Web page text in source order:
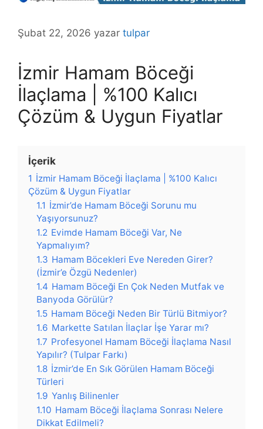
Şubat 22, 2026 yazar tulpar
İzmir Hamam Böceği
İlaçlama | %100 Kalıcı
Çözüm & Uygun Fiyatlar
İçerik
1 İzmir Hamam Böceği İlaçlama | %100 Kalıcı
Çözüm & Uygun Fiyatlar
1.1 İzmir’de Hamam Böceği Sorunu mu
Yaşıyorsunuz?
1.2 Evimde Hamam Böceği Var, Ne
Yapmalıyım?
1.3 Hamam Böcekleri Eve Nereden Girer?
(İzmir’e Özgü Nedenler)
1.4 Hamam Böceği En Çok Neden Mutfak ve
Banyoda Görülür?
1.5 Hamam Böceği Neden Bir Türlü Bitmiyor?
1.6 Markette Satılan İlaçlar İşe Yarar mı?
1.7 Profesyonel Hamam Böceği İlaçlama Nasıl
Yapılır? (Tulpar Farkı)
1.8 İzmir’de En Sık Görülen Hamam Böceği
Türleri
1.9 Yanlış Bilinenler
1.10 Hamam Böceği İlaçlama Sonrası Nelere
Dikkat Edilmeli?